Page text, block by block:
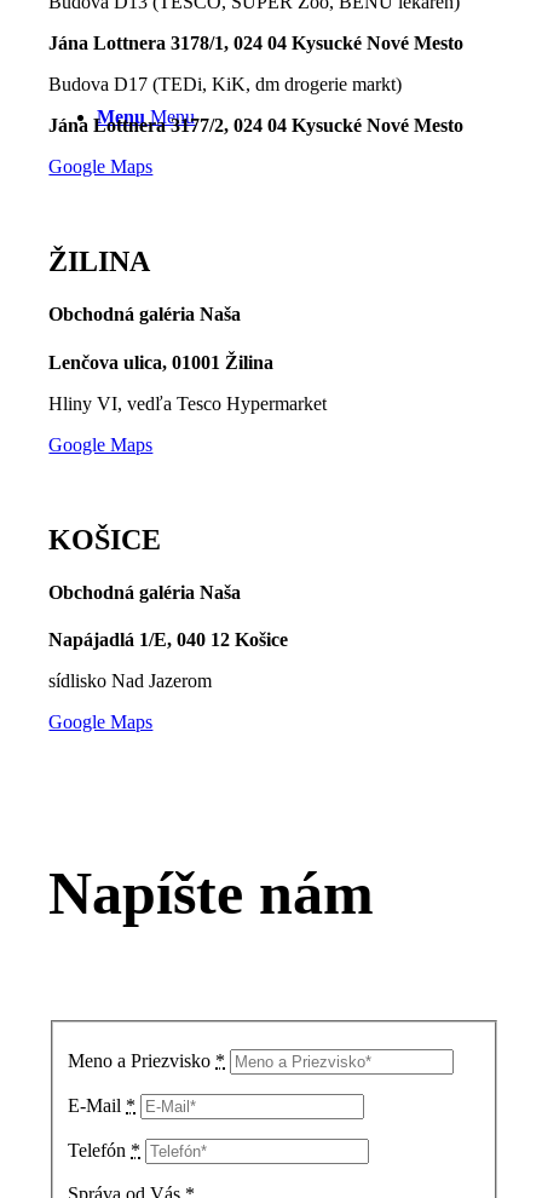
Menu Menu
Jána Lottnera 3178/1, 024 04 Kysucké Nové Mesto
Budova D17 (TEDi, KiK, dm drogerie markt)
Jána Lottnera 3177/2, 024 04 Kysucké Nové Mesto
Google Maps
ŽILINA
Obchodná galéria Naša
Lenčova ulica, 01001 Žilina
Hliny VI, vedľa Tesco Hypermarket
Google Maps
KOŠICE
Obchodná galéria Naša
Napájadlá 1/E, 040 12 Košice
sídlisko Nad Jazerom
Google Maps
Napíšte nám
Meno a Priezvisko *
E-Mail *
Telefón *
Správa od Vás *